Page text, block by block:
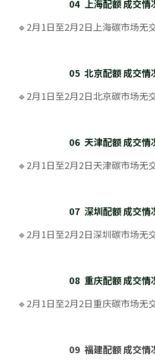
04  上海配额 成交情
🔹2月1日至2月2日上海碳市场无
05  北京配额 成交情
🔹2月1日至2月2日北京碳市场无
06  天津配额 成交情
🔹2月1日至2月2日天津碳市场无
07  深圳配额 成交情
🔹2月1日至2月2日深圳碳市场无
08  重庆配额 成交情
🔹2月1日至2月2日重庆碳市场无
09  福建配额 成交情